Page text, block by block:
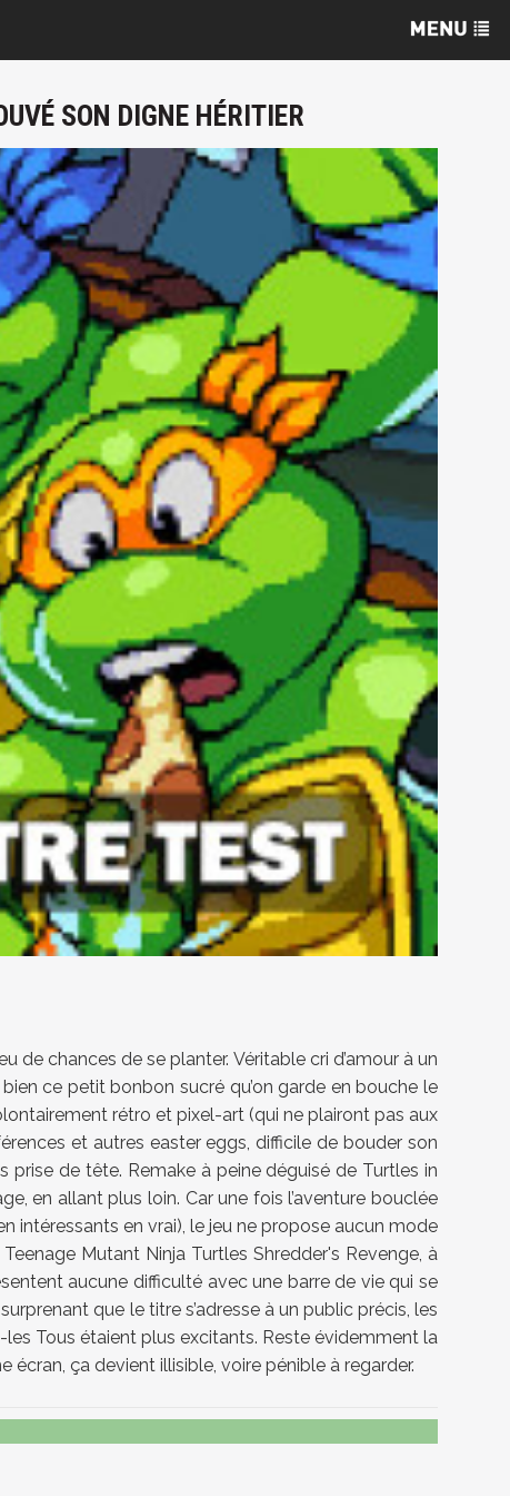
SON DIGNE HÉRITIER
chances de se planter. Véritable cri d’amour à un
ce petit bonbon sucré qu’on garde en bouche le
rétro et pixel-art (qui ne plairont pas aux
et autres easter eggs, difficile de bouder son
de tête. Remake à peine déguisé de Turtles in
en allant plus loin. Car une fois l’aventure bouclée
intéressants en vrai), le jeu ne propose aucun mode
Mutant Ninja Turtles Shredder's Revenge, à
aucune difficulté avec une barre de vie qui se
que le titre s’adresse à un public précis, les
Tous étaient plus excitants. Reste évidemment la
écran, ça devient illisible, voire pénible à regarder.